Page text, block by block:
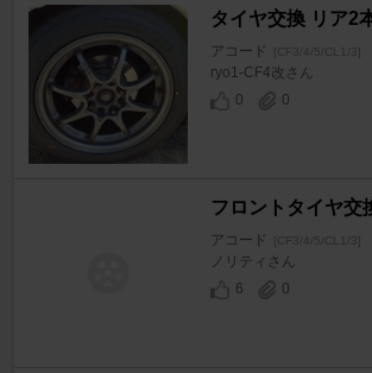
タイヤ交換 リア2
アコード [CF3/4/5/CL1/3]
ryo1-CF4改さん
0
0
フロントタイヤ交
アコード [CF3/4/5/CL1/3]
ノリティさん
6
0